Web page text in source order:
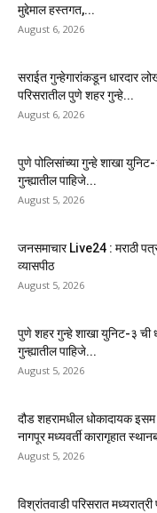
मुद्देमाल हस्तगत,...
August 6, 2026
सराईत गुन्हेगारांकडून धारदार
परिसरातील पुणे शहर गुन्हे...
August 6, 2026
पुणे पोलिसांच्या गुन्हे शाखा
गुन्ह्यातील पाहिजे...
August 5, 2026
जनसमाचार Live24 : मराठी
व्यासपीठ
August 5, 2026
पुणे शहर गुन्हे शाखा युनिट-३ ची
गुन्ह्यातील पाहिजे...
August 5, 2026
दौड शहरामधील धोकादायक इसम
नागपूर मध्यवर्ती कारागृहात
August 5, 2026
विश्रांतवाडी परिसरात